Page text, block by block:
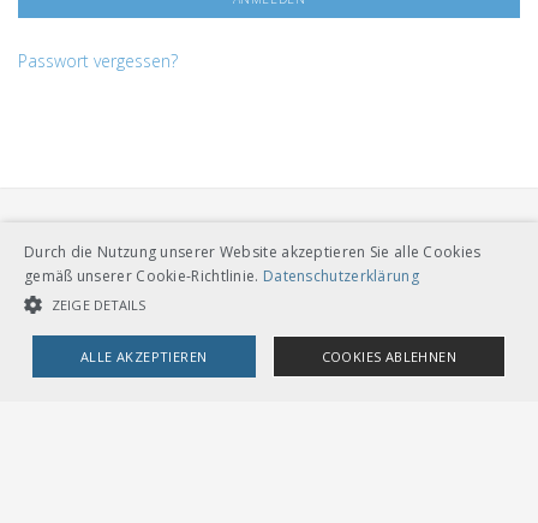
Passwort vergessen?
VERBAND ÖFFENTLICHER VERKEHR
Dählhölzliweg 12
CH-3005 Bern
Durch die Nutzung unserer Website akzeptieren Sie alle Cookies
gemäß unserer Cookie-Richtlinie. Datenschutzerklärung
ZEIGE DETAILS
ALLE AKZEPTIEREN COOKIES ABLEHNEN